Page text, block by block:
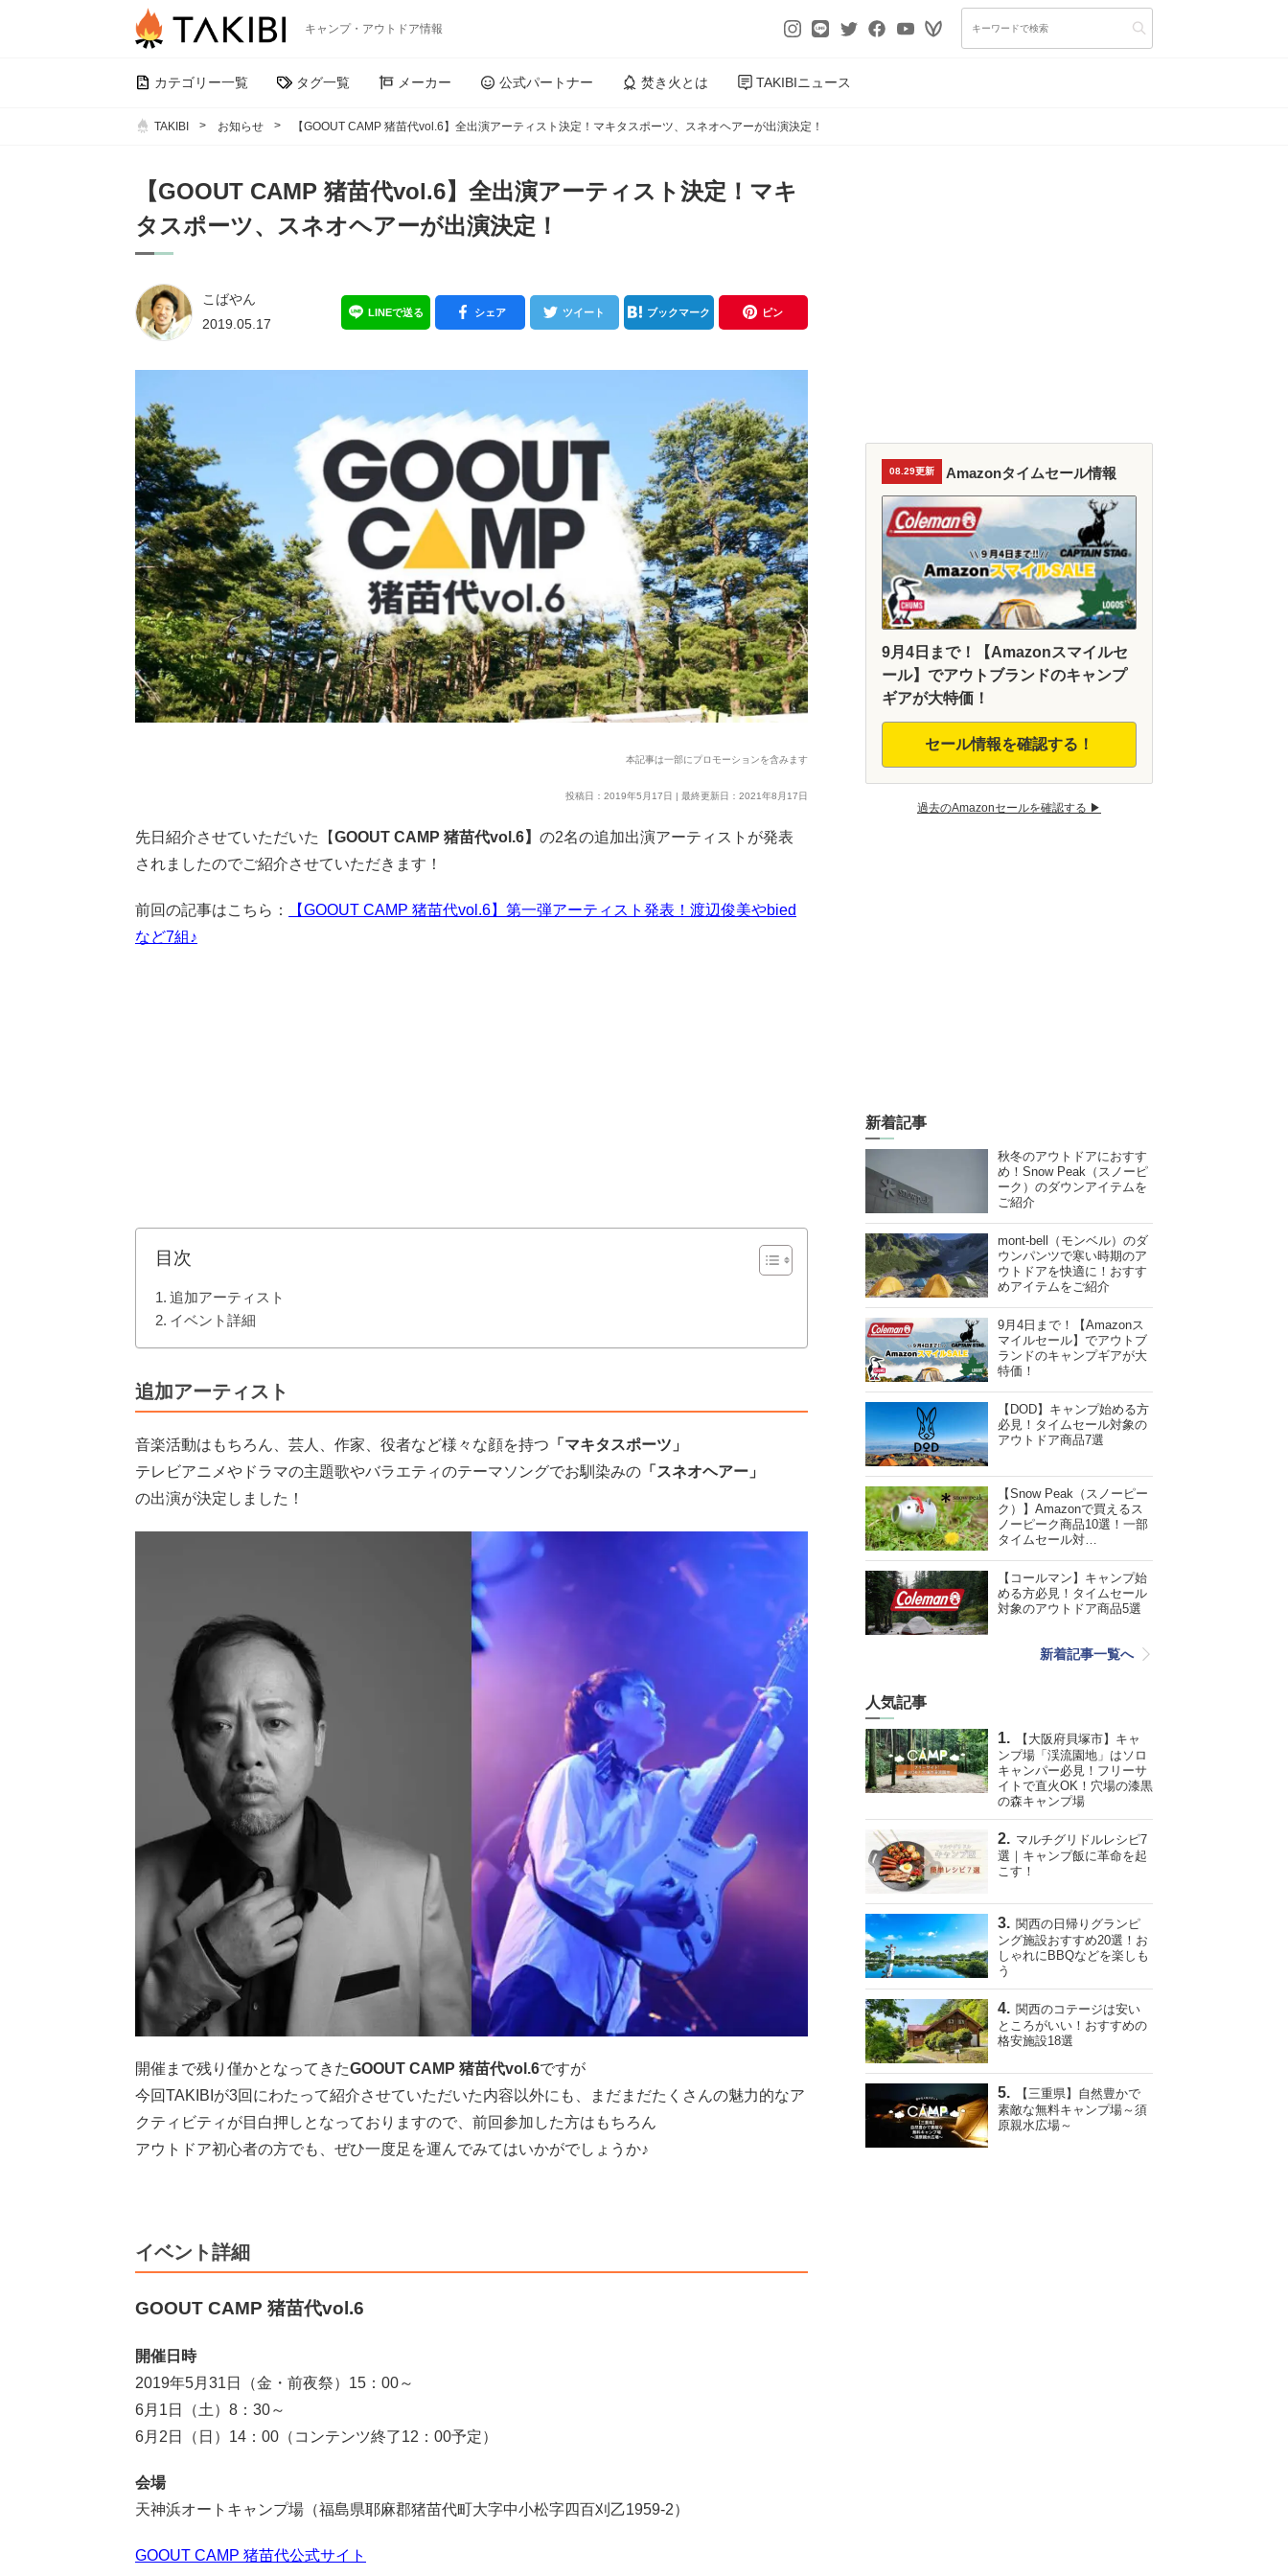
キャンプ・アウトドア情報
カテゴリー一覧 タグ一覧 メーカー 公式パートナー 焚き火とは TAKIBIニュース
TAKIBI お知らせ 【GOOUT CAMP 猪苗代vol.6】全出演アーティスト決定！マキタスポーツ、スネオヘアーが出演決定！
【GOOUT CAMP 猪苗代vol.6】全出演アーティスト決定！マキ
タスポーツ、スネオヘアーが出演決定！
こばやん
2019.05.17
LINEで送る シェア ツイート ブックマーク ピン
本記事は一部にプロモーションを含みます
投稿日：2019年5月17日 | 最終更新日：2021年8月17日
先日紹介させていただいた【GOOUT CAMP 猪苗代vol.6】 の2名の追加出演アーティストが発表
されましたのでご紹介させていただきます！
前回の記事はこちら：
【GOOUT CAMP 猪苗代vol.6】第一弾アーティスト発表！渡辺俊美やbied
など7組♪
目次
追加アーティスト
イベント詳細
追加アーティスト
音楽活動はもちろん、芸人、作家、役者など様々な顔を持つ 「マキタスポーツ」
テレビアニメやドラマの主題歌やバラエティのテーマソングでお馴染みの 「スネオヘアー」
の出演が決定しました！
開催まで残り僅かとなってきたGOOUT CAMP 猪苗代vol.6ですが
今回TAKIBIが3回にわたって紹介させていただいた内容以外にも、まだまだたくさんの魅力的なア
クティビティが目白押しとなっておりますので、前回参加した方はもちろん
アウトドア初心者の方でも、ぜひ一度足を運んでみてはいかがでしょうか♪
イベント詳細
GOOUT CAMP 猪苗代vol.6
開催日時
2019年5月31日（金・前夜祭）15：00～
6月1日（土）8：30～
6月2日（日）14：00（コンテンツ終了12：00予定）
会場
天神浜オートキャンプ場（福島県耶麻郡猪苗代町大字中小松字四百刈乙1959‐2）
GOOUT CAMP 猪苗代公式サイト
08.29更新 Amazonタイムセール情報
9月4日まで！【Amazonスマイルセ
ール】でアウトブランドのキャンプ
ギアが大特価！
セール情報を確認する！
過去のAmazonセールを確認する ▶︎
新着記事
秋冬のアウトドアにおすす
め！Snow Peak（スノーピ
ーク）のダウンアイテムを
ご紹介
mont-bell（モンベル）のダ
ウンパンツで寒い時期のア
ウトドアを快適に！おすす
めアイテムをご紹介
9月4日まで！【Amazonス
マイルセール】でアウトブ
ランドのキャンプギアが大
特価！
【DOD】キャンプ始める方
必見！タイムセール対象の
アウトドア商品7選
【Snow Peak（スノーピー
ク）】Amazonで買えるス
ノーピーク商品10選！一部
タイムセール対…
【コールマン】キャンプ始
める方必見！タイムセール
対象のアウトドア商品5選
新着記事一覧へ
人気記事
【大阪府貝塚市】キャ
ンプ場「渓流園地」はソロ
キャンパー必見！フリーサ
イトで直火OK！穴場の漆黒
の森キャンプ場
マルチグリドルレシピ7
選｜キャンプ飯に革命を起
こす！
関西の日帰りグランピ
ング施設おすすめ20選！お
しゃれにBBQなどを楽しも
う
関西のコテージは安い
ところがいい！おすすめの
格安施設18選
【三重県】自然豊かで
素敵な無料キャンプ場～須
原親水広場～